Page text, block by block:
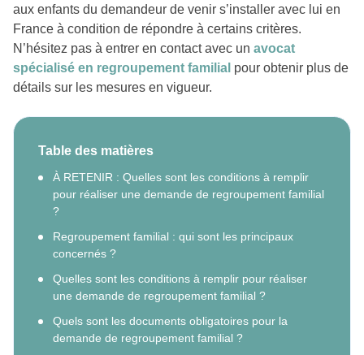
aux enfants du demandeur de venir s’installer avec lui en
France à condition de répondre à certains critères.
N’hésitez pas à entrer en contact avec un avocat
spécialisé en regroupement familial pour obtenir plus de
détails sur les mesures en vigueur.
Table des matières
À RETENIR : Quelles sont les conditions à remplir
pour réaliser une demande de regroupement familial
?
Regroupement familial : qui sont les principaux
concernés ?
Quelles sont les conditions à remplir pour réaliser
une demande de regroupement familial ?
Quels sont les documents obligatoires pour la
demande de regroupement familial ?